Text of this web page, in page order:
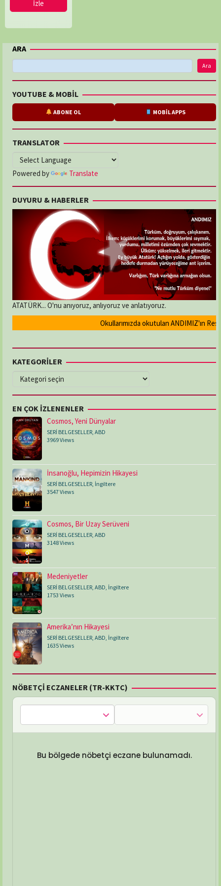
İzle
ARA
Ara
YOUTUBE & MOBİL
ABONE OL MOBİL APPS
TRANSLATOR
Powered by Translate
DUYURU & HABERLER
ATATÜRK... O'nu anıyoruz, anlıyoruz ve anlatıyoruz.
Okullarımızda okutulan ANDIMIZ'ın
KATEGORİLER
KATEGORİLER
EN ÇOK İZLENENLER
Cosmos, Yeni Dünyalar
SERİ BELGESELLER, ABD
3969 Views
İnsanoğlu, Hepimizin Hikayesi
SERİ BELGESELLER, İngiltere
3547 Views
Cosmos, Bir Uzay Serüveni
SERİ BELGESELLER ABD
3148 Views
Medeniyetler
SERİ BELGESELLER ABD İngiltere
1753 Views
Amerika’nın Hikayesi
SERİ BELGESELLER ABD İngiltere
1635 Views
NÖBETÇİ ECZANELER (TR-KKTC)
Bu bölgede nöbetçi eczane bulunamadı.